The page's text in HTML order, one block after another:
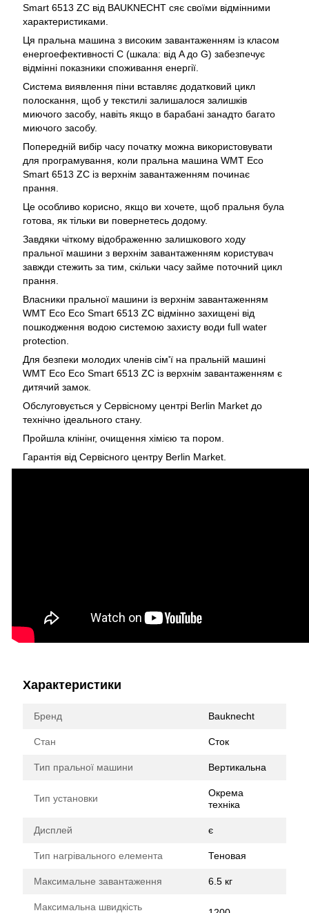
Smart 6513 ZC від BAUKNECHT сяє своїми відмінними
характеристиками.
Ця пральна машина з високим завантаженням із класом
енергоефективності C (шкала: від A до G) забезпечує
відмінні показники споживання енергії.
Система виявлення піни вставляє додатковий цикл
полоскання, щоб у текстилі залишалося залишків
миючого засобу, навіть якщо в барабані занадто багато
миючого засобу.
Попередній вибір часу початку можна використовувати
для програмування, коли пральна машина WMT Eco
Smart 6513 ZC із верхнім завантаженням починає
прання.
Це особливо корисно, якщо ви хочете, щоб пральня була
готова, як тільки ви повернетесь додому.
Завдяки чіткому відображенню залишкового ходу
пральної машини з верхнім завантаженням користувач
завжди стежить за тим, скільки часу займе поточний цикл
прання.
Власники пральної машини із верхнім завантаженням
WMT Eco Eco Smart 6513 ZC відмінно захищені від
пошкодження водою системою захисту води full water
protection.
Для безпеки молодих членів сім'ї на пральній машині
WMT Eco Eco Smart 6513 ZC із верхнім завантаженням є
дитячий замок.
Обслуговується у Сервісному центрі Berlin Market до
технічно ідеального стану.
Пройшла клінінг, очищення хімією та пором.
Гарантія від Сервісного центру Berlin Market.
Характеристики
Бренд Bauknecht
Стан Сток
Тип пральної машини Вертикальна
Тип установки
Окрема
техніка
Дисплей є
Тип нагрівального елемента Теновая
Максимальне завантаження 6.5 кг
Максимальна швидкість